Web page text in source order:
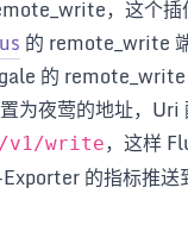
，这个插
的 remote_write
的 remote_write
为夜莺的地址，Uri
v1/write，这样
的指标推